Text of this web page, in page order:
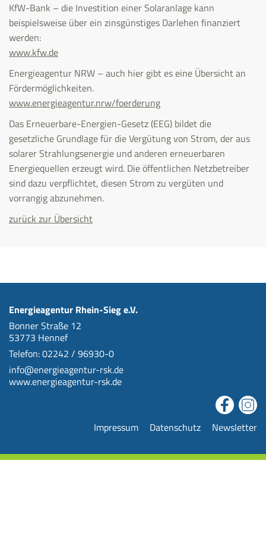
KfW-Bank – die Investition einer Solaranlage kann
beispielsweise über ein zinsgünstiges Darlehen finanziert
werden:
www.kfw.de
Energieagentur NRW – auch hier gibt es eine Übersicht an
Fördermöglichkeiten.
www.energieagentur.nrw/foerderung
Das Erneuerbare-Energien-Gesetz (EEG) bildet die
gesetzliche Grundlage für die Vergütung von Strom, der aus
solarer Strahlungsenergie und anderen erneuerbaren
Energiequellen erzeugt wird. Die öffentlichen Netzbetreiber
sind dazu verpflichtet, diesen Strom zu vergüten und
vorrangig abzunehmen.
zurück zur Übersicht
Energieagentur Rhein-Sieg e.V.
Bonner Straße 12
53773 Hennef
Telefon: 02242 / 96930-0
info@energieagentur-rsk.de
www.energieagentur-rsk.de
Impressum Datenschutz Newsletter